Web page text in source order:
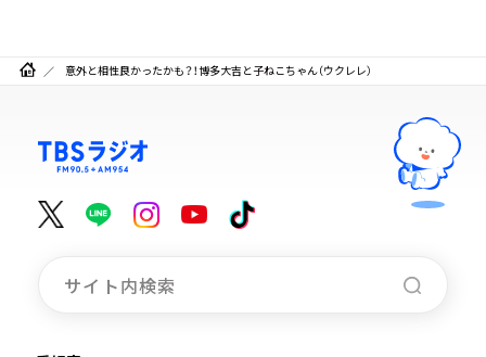
意外と相性良かったかも？！博多大吉と子ねこちゃん（ウクレレ）